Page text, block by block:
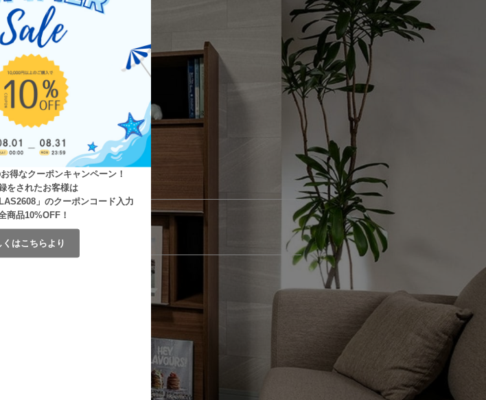
得なクーポンキャンペーン！
をされたお客様は
」のクーポンコード入力
商品10%OFF！
くはこちらより